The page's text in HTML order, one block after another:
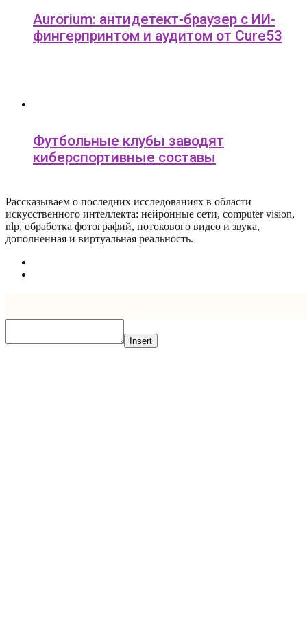
Aurorium: антидетект-браузер с ИИ-
фингерпринтом и аудитом от Cure53
Футбольные клубы заводят
киберспортивные составы
Рассказываем о последних исследованиях в области
искусcтвенного интеллекта: нейронные сети, computer vision,
nlp, обработка фотографий, потокового видео и звука,
дополненная и виртуальная реальность.
Insert